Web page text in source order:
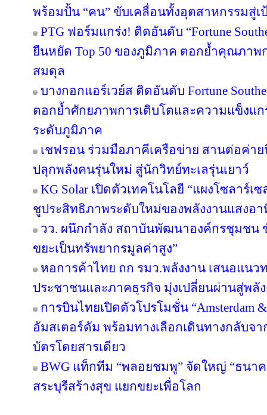
พร้อมปั้น “คน” ขับเคลื่อนทั้งอุตสาหกรรมสู่
PTG ฟอร์มแกร่ง! ติดอันดับ “Fortune
ยืนหยัด Top 50 ของภูมิภาค ตอกย้ำคุณภาพ
สมดุล
บางกอกแอร์เวย์ส ติดอันดับ Fortune
ตอกย้ำศักยภาพการเติบโตและความแข็งแ
ระดับภูมิภาค
เชฟรอน ร่วมมือภาคีเครือข่าย สานต่อค่าย
ปลุกพลังคนรุ่นใหม่ สู่นักวิทย์ทะเลรุ่นเยาว์
KG Solar เปิดตัวเทคโนโลยี “แผงโซลาร์เ
ชูประสิทธิภาพระดับใหม่ของพลังงานแสงอ
วว. ผนึกกำลัง สถาบันพัฒนาองค์กรชุมชน
ขยะเป็นทรัพยากรมูลค่าสูง”
หอการค้าไทย ถก รมว.พลังงาน เสนอแน
ประชาชนและภาคธุรกิจ มุ่งเปลี่ยนผ่านสู่พลั
การบินไทยเปิดตัวโปรโมชั่น “Amsterdam
อัมสเตอร์ดัม พร้อมทางเลือกเดินทางกลับจา
บัตรโดยสารเดียว
BWG แท็กทีม “พลอยชมพู” จัดใหญ่ “ธนา
สระบุรีสร้างสุข แยกขยะเพื่อโลก